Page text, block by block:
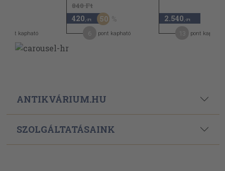
pont kapható
840 Ft
420 ,-Ft 50
pont kapható
2.540 ,-Ft
pont kapható
ANTIKVÁRIUM.HU
SZOLGÁLTATÁSAINK